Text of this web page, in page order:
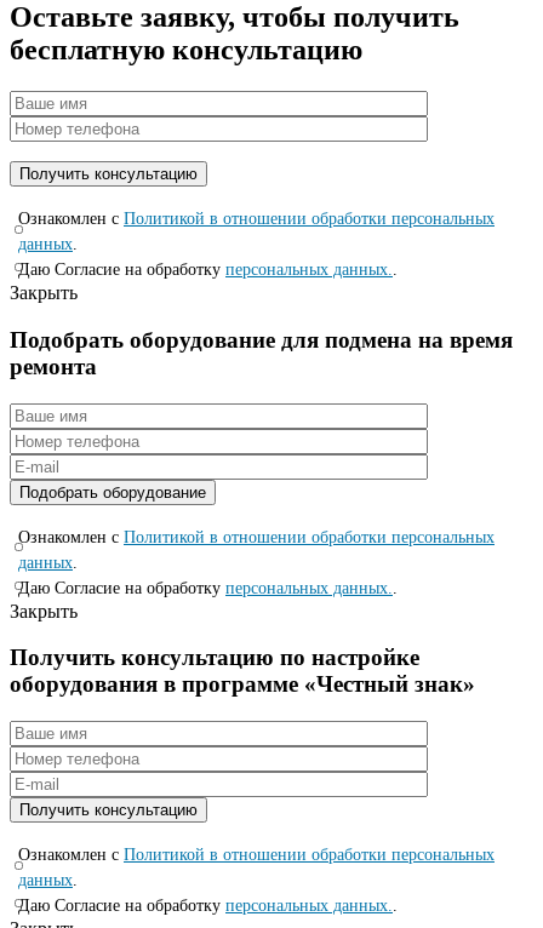
Оставьте заявку, чтобы получить
бесплатную консультацию
Ознакомлен с Политикой в отношении обработки персональных
данных.
Даю Согласие на обработку персональных данных..
Закрыть
Подобрать оборудование для подмена на время
ремонта
Ознакомлен с Политикой в отношении обработки персональных
данных
Даю Согласие на обработку персональных данных.
Закрыть
Получить консультацию по настройке
оборудования в программе «Честный знак»
Ознакомлен с Политикой в отношении обработки персональных
данных.
Даю Согласие на обработку персональных данных..